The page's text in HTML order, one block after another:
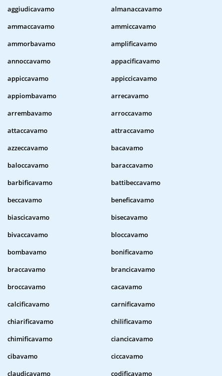
aggiudicavamo
almanaccavamo
ammaccavamo
ammiccavamo
ammorbavamo
amplificavamo
annoccavamo
appacificavamo
appiccavamo
appiccicavamo
appiombavamo
arrecavamo
arrembavamo
arroccavamo
attaccavamo
attraccavamo
azzeccavamo
bacavamo
baloccavamo
baraccavamo
barbificavamo
battibeccavamo
beccavamo
beneficavamo
biascicavamo
bisecavamo
bivaccavamo
bloccavamo
bombavamo
bonificavamo
braccavamo
brancicavamo
broccavamo
cacavamo
calcificavamo
carnificavamo
chiarificavamo
chilificavamo
chimificavamo
ciancicavamo
cibavamo
ciccavamo
claudicavamo
codificavamo